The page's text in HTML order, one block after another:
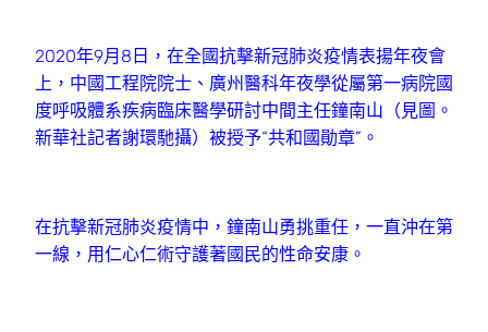
2020年9月8日，在全國抗擊新冠肺炎疫情表揚年夜會
上，中國工程院院士、廣州醫科年夜學從屬第一病院國
度呼吸體系疾病臨床醫學研討中間主任鐘南山（見圖。
新華社記者謝環馳攝）被授予“共和國勛章”。
在抗擊新冠肺炎疫情中，鐘南山勇挑重任，一直沖在第
一線，用仁心仁術守護著國民的性命安康。